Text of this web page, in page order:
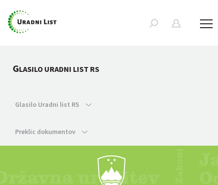
GLASILO URADNI LIST RS
Glasilo Uradni list RS
Preklic dokumentov